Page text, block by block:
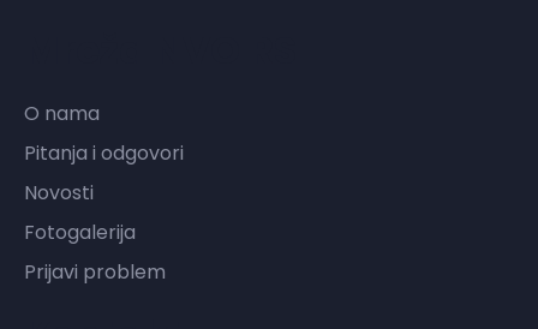
O nama
Pitanja i odgovori
Novosti
Fotogalerija
Prijavi problem